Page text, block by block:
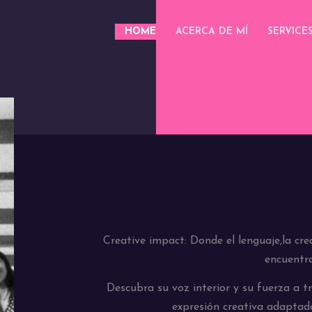
HOME ACERCA DE MÍ
Creative impact: Donde el lenguaje,la
Descubra su voz interior y su fuerza a
expresión creativa